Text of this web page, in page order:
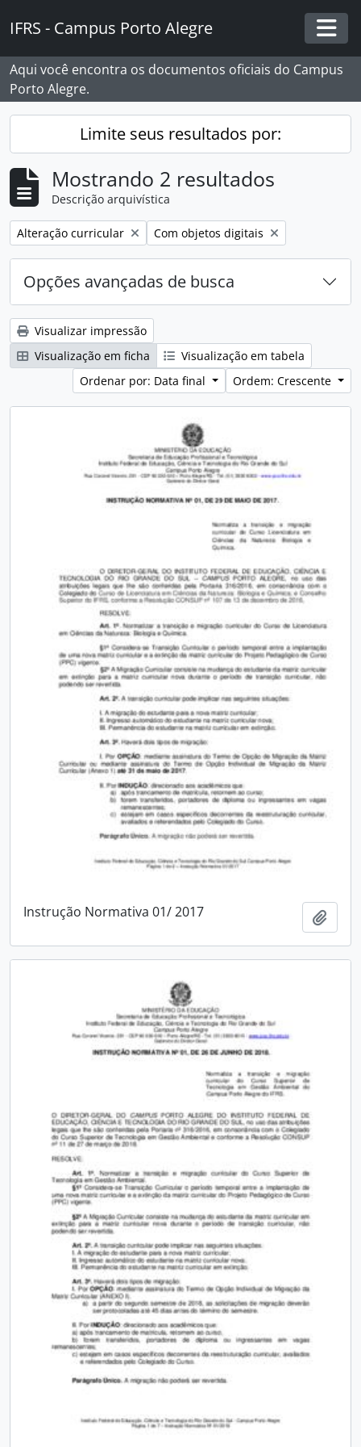
IFRS - Campus Porto Alegre
Aqui você encontra os documentos oficiais do Campus
Porto Alegre.
Limite seus resultados por:
Mostrando 2 resultados
Descrição arquivística
Remover filtro:
Alteração curricular Remover filtro:
Com objetos digitais
Opções avançadas de busca
Visualizar impressão
Visualização em ficha
Visualização em tabela
Ordenar por: Data final
Ordem: Crescente
Instrução Normativa 01/ 2017